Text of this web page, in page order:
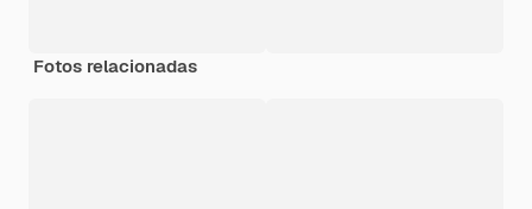
Fotos relacionadas